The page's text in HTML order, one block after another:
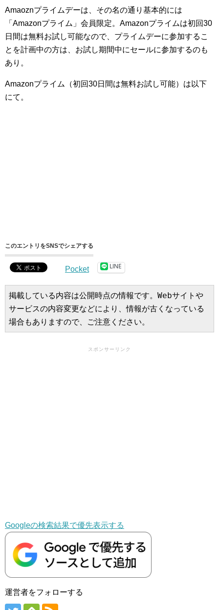
Amaoznプライムデーは、その名の通り基本的には
「Amazonプライム」会員限定。Amazonプライムは初回30
日間は無料お試し可能なので、プライムデーに参加するこ
とを計画中の方は、お試し期間中にセールに参加するのも
あり。
Amazonプライム（初回30日間は無料お試し可能）は以下
にて。
このエントリをSNSでシェアする
Pocket LINE
掲載している内容は公開時点の情報です。Webサイトや
サービスの内容変更などにより、情報が古くなっている
場合もありますので、ご注意ください。
スポンサーリンク
Googleの検索結果で優先表示する
運営者をフォローする